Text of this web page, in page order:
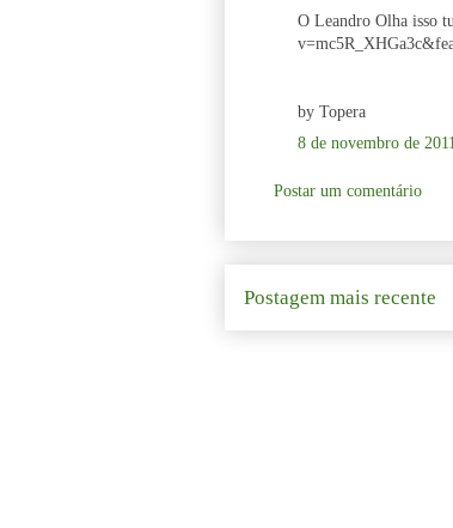
O Leandro Olha isso
by Topera
8 de novembro de
Postar um comentário
Postagem mais recente